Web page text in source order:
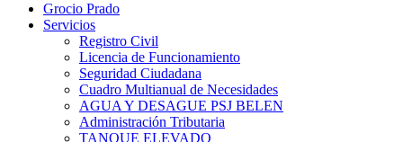
Grocio Prado
Servicios
Registro Civil
Licencia de Funcionamiento
Seguridad Ciudadana
Cuadro Multianual de Necesidades
AGUA Y DESAGUE PSJ BELEN
Administración Tributaria
TANQUE ELEVADO